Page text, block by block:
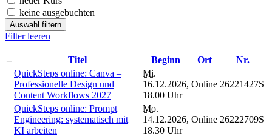
keine ausgebuchten
Auswahl filtern
Filter leeren
– Titel Beginn Ort
Nr.
QuickSteps online: Canva –
Professionelle Design und
Content Workflows 2027
Mi.
16.12.2026,
18.00 Uhr
Online 26221427S
QuickSteps online: Prompt
Engineering: systematisch mit
KI arbeiten
Mo.
14.12.2026,
18.30 Uhr
Online 26222709S